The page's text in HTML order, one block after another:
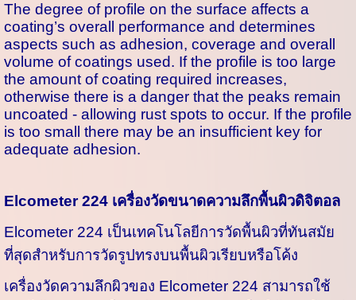
The degree of profile on the surface affects a
coating’s overall performance and determines
aspects such as adhesion, coverage and overall
volume of coatings used. If the profile is too large
the amount of coating required increases,
otherwise there is a danger that the peaks remain
uncoated - allowing rust spots to occur. If the profile
is too small there may be an insufficient key for
adequate adhesion.
Elcometer 224 เครื่องวัดขนาดความลึกพื้นผิวดิจิตอล
Elcometer 224 เป็นเทคโนโลยีการวัดพื้นผิวที่ทันสมัย
ที่สุดสำหรับการวัดรูปทรงบนพื้นผิวเรียบหรือโค้ง
เครื่องวัดความลึกผิวของ Elcometer 224 สามารถใช้